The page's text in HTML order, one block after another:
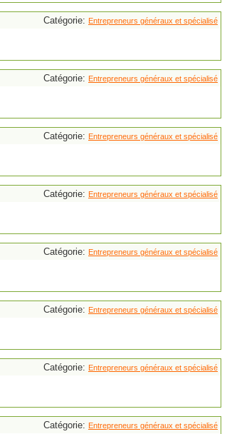
Catégorie: Entrepreneurs généraux et spécialisé
Catégorie: Entrepreneurs généraux et spécialisé
Catégorie: Entrepreneurs généraux et spécialisé
Catégorie: Entrepreneurs généraux et spécialisé
Catégorie: Entrepreneurs généraux et spécialisé
Catégorie: Entrepreneurs généraux et spécialisé
Catégorie: Entrepreneurs généraux et spécialisé
Catégorie: Entrepreneurs généraux et spécialisé